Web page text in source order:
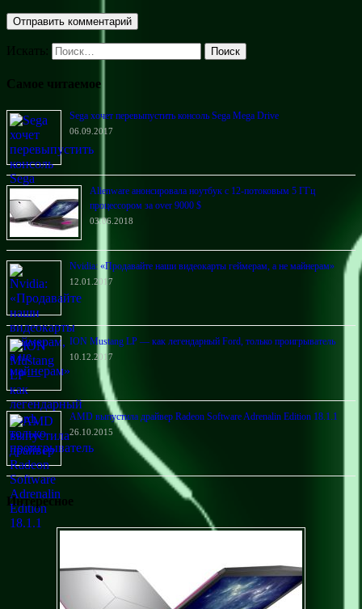
Искать: Поиск
Самое читаемое
Sega хочет перевыпустить консоль Sega Mega Drive
06.09.2017
Alienware анонсировала ноутбук с 12-потоковым 5 ГГц
процессором за over 9000 $
03.06.2018
Nvidia: «Продавайте наши видеокарты геймерам, а не майнерам»
12.01.2017
ION Mustang LP — как легендарный Ford, только проигрыватель
10.12.2017
AMD выпустила драйвер Radeon Software Adrenalin Edition 18.1.1
26.10.2015
Интересное